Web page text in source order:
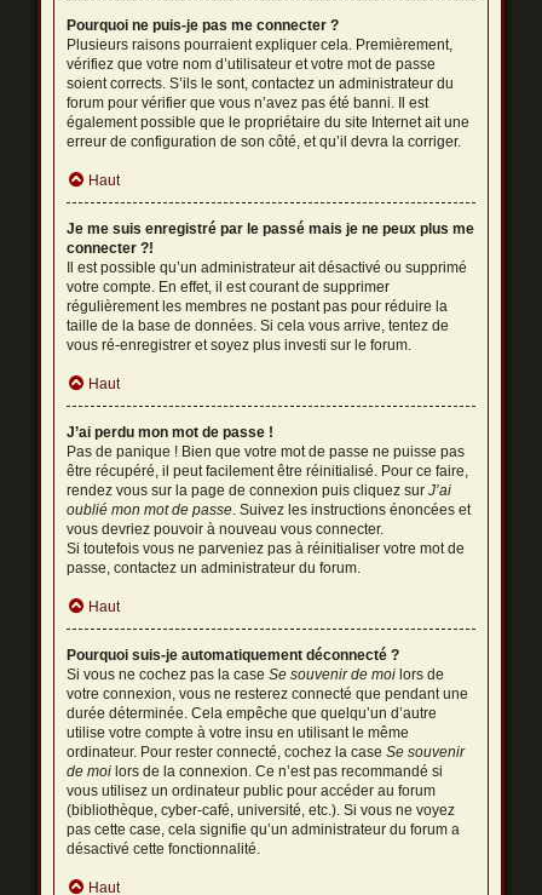
Pourquoi ne puis-je pas me connecter ?
Plusieurs raisons pourraient expliquer cela. Premièrement,
vérifiez que votre nom d’utilisateur et votre mot de passe
soient corrects. S’ils le sont, contactez un administrateur du
forum pour vérifier que vous n’avez pas été banni. Il est
également possible que le propriétaire du site Internet ait une
erreur de configuration de son côté, et qu’il devra la corriger.
Haut
Je me suis enregistré par le passé mais je ne peux plus me
connecter ?!
Il est possible qu’un administrateur ait désactivé ou supprimé
votre compte. En effet, il est courant de supprimer
régulièrement les membres ne postant pas pour réduire la
taille de la base de données. Si cela vous arrive, tentez de
vous ré-enregistrer et soyez plus investi sur le forum.
Haut
J’ai perdu mon mot de passe !
Pas de panique ! Bien que votre mot de passe ne puisse pas
être récupéré, il peut facilement être réinitialisé. Pour ce faire,
rendez vous sur la page de connexion puis cliquez surJ’ai
oublié mon mot de passe. Suivez les instructions énoncées et
vous devriez pouvoir à nouveau vous connecter.
Si toutefois vous ne parveniez pas à réinitialiser votre mot de
passe, contactez un administrateur du forum.
Haut
Pourquoi suis-je automatiquement déconnecté ?
Si vous ne cochez pas la caseSe souvenir de moi lors de
votre connexion, vous ne resterez connecté que pendant une
durée déterminée. Cela empêche que quelqu’un d’autre
utilise votre compte à votre insu en utilisant le même
ordinateur. Pour rester connecté, cochez la caseSe souvenir
de moi lors de la connexion. Ce n’est pas recommandé si
vous utilisez un ordinateur public pour accéder au forum
(bibliothèque, cyber-café, université, etc.). Si vous ne voyez
pas cette case, cela signifie qu’un administrateur du forum a
désactivé cette fonctionnalité.
Haut